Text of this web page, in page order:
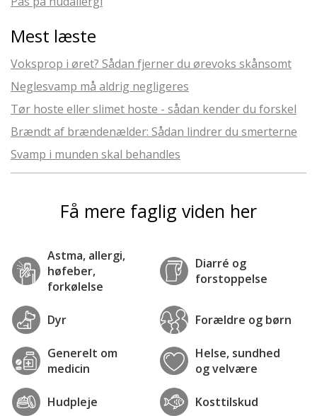
Mest læste
Voksprop i øret? Sådan fjerner du ørevoks skånsomt
Neglesvamp må aldrig negligeres
Tør hoste eller slimet hoste - sådan kender du forskel
Brændt af brændenælder: Sådan lindrer du smerterne
Svamp i munden skal behandles
Få mere faglig viden her
Astma, allergi,
høfeber,
forkølelse
Diarré og
forstoppelse
Dyr Forældre og børn
Generelt om
medicin
Helse, sundhed
og velvære
Hudpleje Kosttilskud